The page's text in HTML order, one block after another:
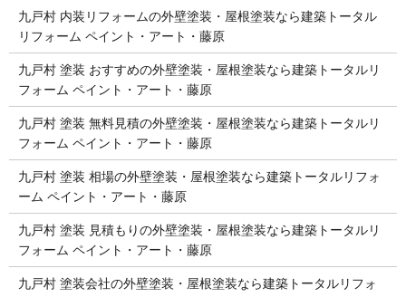
九戸村 内装リフォームの外壁塗装・屋根塗装なら建築トータル
リフォーム ペイント・アート・藤原
九戸村 塗装 おすすめの外壁塗装・屋根塗装なら建築トータルリ
フォーム ペイント・アート・藤原
九戸村 塗装 無料見積の外壁塗装・屋根塗装なら建築トータルリ
フォーム ペイント・アート・藤原
九戸村 塗装 相場の外壁塗装・屋根塗装なら建築トータルリフォ
ーム ペイント・アート・藤原
九戸村 塗装 見積もりの外壁塗装・屋根塗装なら建築トータルリ
フォーム ペイント・アート・藤原
九戸村 塗装会社の外壁塗装・屋根塗装なら建築トータルリフォ